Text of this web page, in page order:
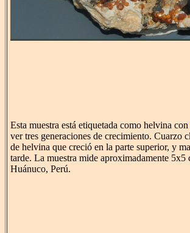
Esta muestra está etiquetada como helvina con
ver tres generaciones de crecimiento. Cuarzo
de helvina que creció en la parte superior, y
tarde. La muestra mide aproximadamente
Huánuco, Perú.